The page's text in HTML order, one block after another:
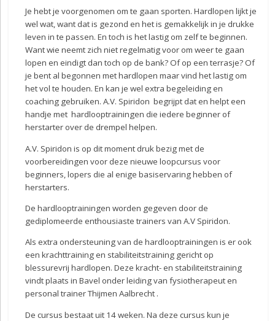
Je hebt je voorgenomen om te gaan sporten. Hardlopen lijkt je
wel wat, want dat is gezond en het is gemakkelijk in je drukke
leven in te passen. En toch is het lastig om zelf te beginnen.
Want wie neemt zich niet regelmatig voor om weer te gaan
lopen en eindigt dan toch op de bank? Of op een terrasje? Of
je bent al begonnen met hardlopen maar vind het lastig om
het vol te houden. En kan je wel extra begeleiding en
coaching gebruiken. A.V. Spiridon begrijpt dat en helpt een
handje met hardlooptrainingen die iedere beginner of
herstarter over de drempel helpen.
A.V. Spiridon is op dit moment druk bezig met de
voorbereidingen voor deze nieuwe loopcursus voor
beginners, lopers die al enige basiservaring hebben of
herstarters.
De hardlooptrainingen worden gegeven door de
gediplomeerde enthousiaste trainers van A.V Spiridon.
Als extra ondersteuning van de hardlooptrainingen is er ook
een krachttraining en stabiliteitstraining gericht op
blessurevrij hardlopen. Deze kracht- en stabiliteitstraining
vindt plaats in Bavel onder leiding van fysiotherapeut en
personal trainer Thijmen Aalbrecht .
De cursus bestaat uit 14 weken. Na deze cursus kun je